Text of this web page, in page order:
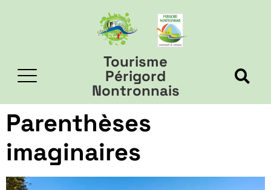
Tourisme
Périgord
Nontronnais
Parenthèses
imaginaires